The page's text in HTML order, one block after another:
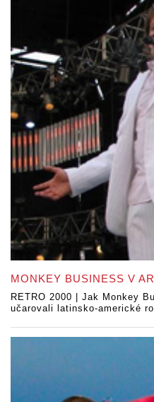
MONKEY BUSINESS V
RETRO 2000 | Jak Monkey
učarovali latinsko-americké